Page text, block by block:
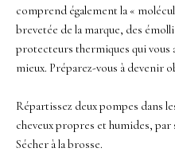
comprend également la «
brevetée de la marque, des
protecteurs thermiques qui vous
mieux. Préparez-vous à devenir
Répartissez deux pompes dans
cheveux propres et humides,
Sécher à la brosse.